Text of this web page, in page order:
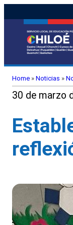
Home » Noticias »
30 de marzo